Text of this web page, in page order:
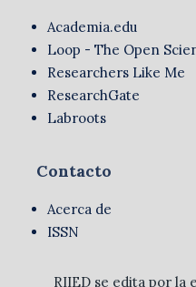
Academia.edu
Loop - The Open
Researchers Like Me
ResearchGate
Labroots
Contacto
Acerca de
ISSN
RIIED se edita por la